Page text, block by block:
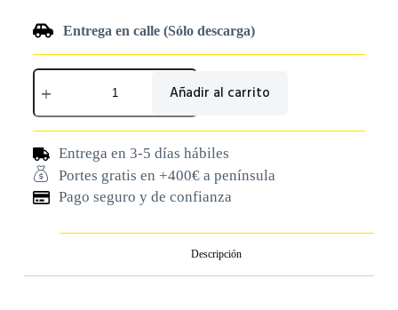
Entrega en calle (Sólo descarga)
Añadir al carrito
Entrega en 3-5 días hábiles
Portes gratis en +400€ a península
Pago seguro y de confianza
Descripción